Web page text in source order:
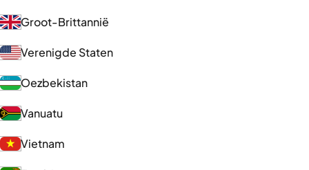
Groot-Brittannië
Verenigde Staten
Oezbekistan
Vanuatu
Vietnam